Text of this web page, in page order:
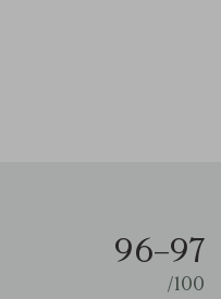
96–97
/100